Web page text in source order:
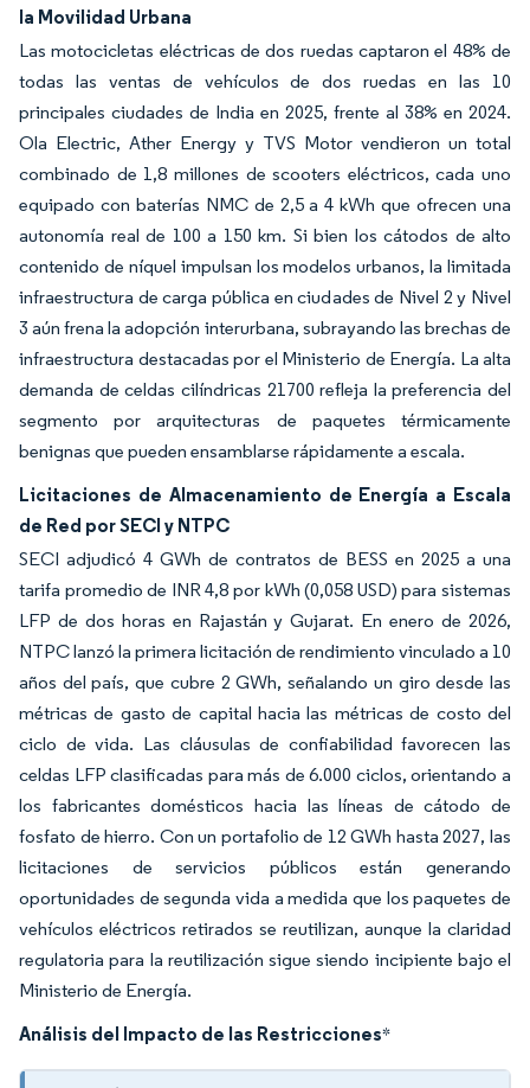
la Movilidad Urbana
Las motocicletas eléctricas de dos ruedas captaron el 48% de
todas las ventas de vehículos de dos ruedas en las 10
principales ciudades de India en 2025, frente al 38% en 2024.
Ola Electric, Ather Energy y TVS Motor vendieron un total
combinado de 1,8 millones de scooters eléctricos, cada uno
equipado con baterías NMC de 2,5 a 4 kWh que ofrecen una
autonomía real de 100 a 150 km. Si bien los cátodos de alto
contenido de níquel impulsan los modelos urbanos, la limitada
infraestructura de carga pública en ciudades de Nivel 2 y Nivel
3 aún frena la adopción interurbana, subrayando las brechas de
infraestructura destacadas por el Ministerio de Energía. La alta
demanda de celdas cilíndricas 21700 refleja la preferencia del
segmento por arquitecturas de paquetes térmicamente
benignas que pueden ensamblarse rápidamente a escala.
Licitaciones de Almacenamiento de Energía a Escala
de Red por SECI y NTPC
SECI adjudicó 4 GWh de contratos de BESS en 2025 a una
tarifa promedio de INR 4,8 por kWh (0,058 USD) para sistemas
LFP de dos horas en Rajastán y Gujarat. En enero de 2026,
NTPC lanzó la primera licitación de rendimiento vinculado a 10
años del país, que cubre 2 GWh, señalando un giro desde las
métricas de gasto de capital hacia las métricas de costo del
ciclo de vida. Las cláusulas de confiabilidad favorecen las
celdas LFP clasificadas para más de 6.000 ciclos, orientando a
los fabricantes domésticos hacia las líneas de cátodo de
fosfato de hierro. Con un portafolio de 12 GWh hasta 2027, las
licitaciones de servicios públicos están generando
oportunidades de segunda vida a medida que los paquetes de
vehículos eléctricos retirados se reutilizan, aunque la claridad
regulatoria para la reutilización sigue siendo incipiente bajo el
Ministerio de Energía.
Análisis del Impacto de las Restricciones*